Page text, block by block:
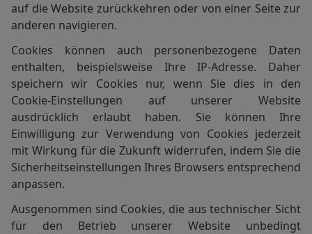
auf die Website zurückkehren oder von einer Seite zur
anderen navigieren.
Cookies können auch personenbezogene Daten
enthalten, beispielsweise Ihre IP-Adresse. Daher
speichern wir Cookies nur, wenn Sie dies in den
Cookie-Einstellungen auf unserer Website
ausdrücklich erlaubt haben. Sie können Ihre
Einwilligung zur Verwendung von Cookies jederzeit
mit Wirkung für die Zukunft widerrufen, indem Sie die
Sicherheitseinstellungen Ihres Browsers entsprechend
anpassen.
Ausgenommen sind Cookies, die aus technischer Sicht
für den Betrieb unserer Website unbedingt